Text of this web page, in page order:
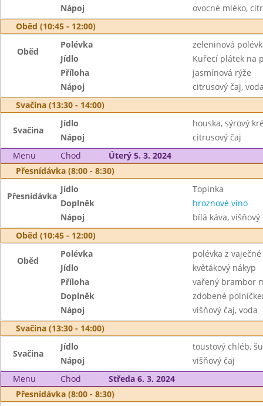
Nápoj
ovocné mléko,
Oběd (10:45 - 12:00)
Oběd
Polévka
zeleninová
Jídlo
Kuřecí plátek na
Příloha
jasmínová rýže
Nápoj
citrusový čaj,
Svačina (13:30 - 14:00)
Svačina
Jídlo
houska, sýrový
Nápoj
citrusový čaj
Menu
Chod
Úterý 5. 3. 2024
Přesnídávka (8:00 - 8:30)
Přesnídávka
Jídlo
Topinka
Doplněk
hroznové víno
Nápoj
bílá káva, višňový
Oběd (10:45 - 12:00)
Oběd
Polévka
polévka z
Jídlo
květákový nákyp
Příloha
vařený brambor
Doplněk
zdobené
Nápoj
višňový čaj, voda
Svačina (13:30 - 14:00)
Svačina
Jídlo
toustový chléb,
Nápoj
višňový čaj
Menu
Chod
Středa 6. 3. 2024
Přesnídávka (8:00 - 8:30)